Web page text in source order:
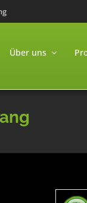
Über uns